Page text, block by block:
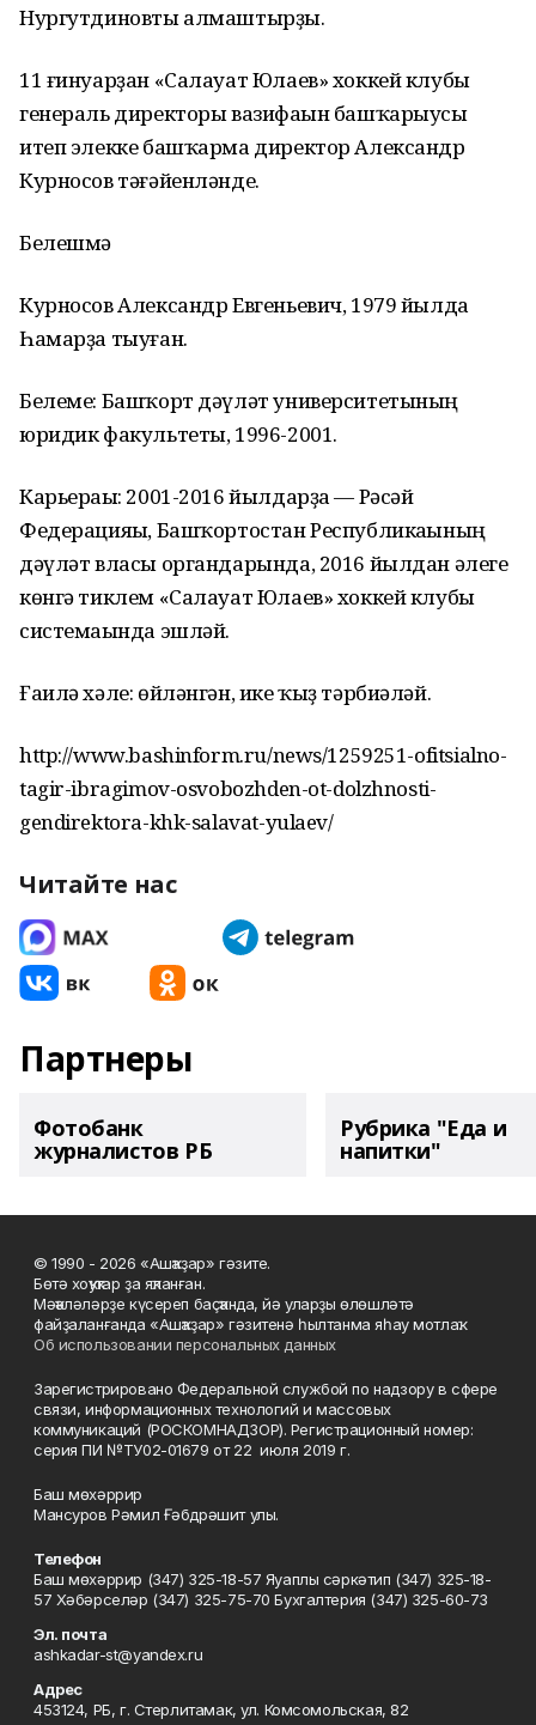
Нургутдиновты алмаштырҙы.
11 ғинуарҙан «Салауат Юлаев» хоккей клубы
генераль директоры вазифаһын башҡарыусы
итеп элекке башҡарма директор Александр
Курносов тәғәйенләнде.
Белешмә
Курносов Александр Евгеньевич, 1979 йылда
Һамарҙа тыуған.
Белеме: Башҡорт дәүләт университетының
юридик факультеты, 1996-2001.
Карьераһы: 2001-2016 йылдарҙа — Рәсәй
Федерацияһы, Башҡортостан Республикаһының
дәүләт власы органдарында, 2016 йылдан әлеге
көнгә тиклем «Салауат Юлаев» хоккей клубы
системаһында эшләй.
Ғаилә хәле: өйләнгән, ике ҡыҙ тәрбиәләй.
http://www.bashinform.ru/news/1259251-ofitsialno-
tagir-ibragimov-osvobozhden-ot-dolzhnosti-
gendirektora-khk-salavat-yulaev/
Читайте нас
Партнеры
Фотобанк
журналистов РБ
Рубрика "Еда и
напитки"
© 1990 - 2026 «Ашҡаҙар» гәзите.
Бөтә хоҡуҡтар ҙа яҡланған.
Мәҡәләләрҙе күсереп баҫҡанда, йә уларҙы өлөшләтә
файҙаланғанда «Ашҡаҙар» гәзитенә һылтанма яһау мотлаҡ.
Об использовании персональных данных
Зарегистрировано Федеральной службой по надзору в сфере
связи, информационных технологий и массовых
коммуникаций (РОСКОМНАДЗОР). Регистрационный номер:
серия ПИ №ТУ02-01679 от 22 июля 2019 г.
Баш мөхәррир
Мансуров Рәмил Ғәбдрәшит улы.
Телефон
Баш мөхәррир (347) 325-18-57 Яуаплы сәркәтип (347) 325-18-
57 Хәбәрселәр (347) 325-75-70 Бухгалтерия (347) 325-60-73
Эл. почта
ashkadar-st@yandex.ru
Адрес
453124, РБ, г. Стерлитамак, ул. Комсомольская, 82